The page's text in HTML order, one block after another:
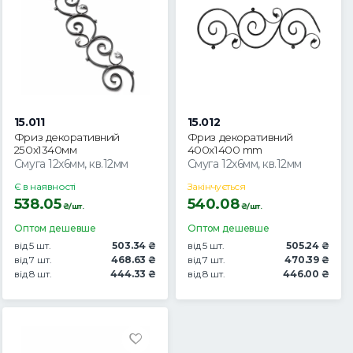
15.011
Фриз декоративний
250х1340мм
Смуга 12х6мм, кв.12мм
Є в наявності
538.05₴/шт.
Оптом дешевше
від 5 шт.
503.34 ₴
від 7 шт.
468.63 ₴
від 8 шт.
444.33 ₴
15.012
Фриз декоративний
400х1400 mm
Смуга 12х6мм, кв.12мм
Закінчується
540.08₴/шт.
Оптом дешевше
від 5 шт.
505.24 ₴
від 7 шт.
470.39 ₴
від 8 шт.
446.00 ₴